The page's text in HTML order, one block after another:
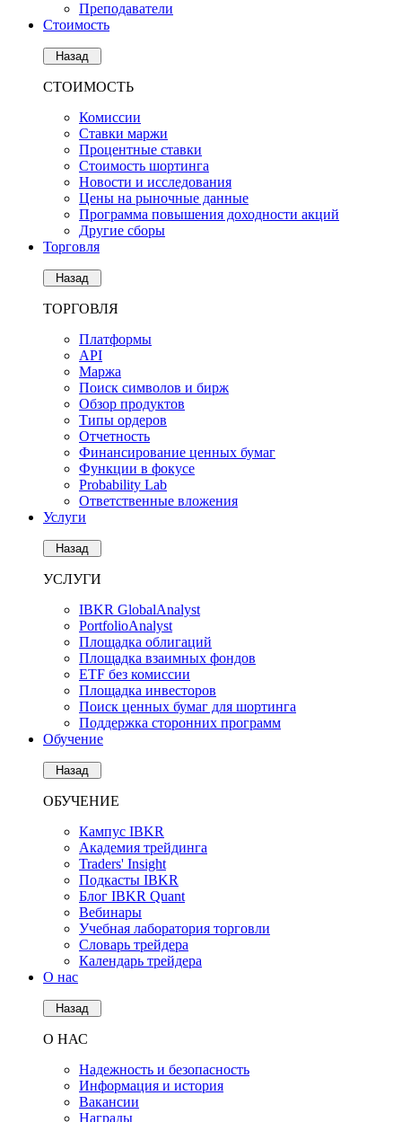
Преподаватели
Стоимость
Назад
СТОИМОСТЬ
Комиссии
Ставки маржи
Процентные ставки
Стоимость шортинга
Новости и исследования
Цены на рыночные данные
Программа повышения доходности акций
Другие сборы
Торговля
Назад
ТОРГОВЛЯ
Платформы
API
Маржа
Поиск символов и бирж
Обзор продуктов
Типы ордеров
Отчетность
Финансирование ценных бумаг
Функции в фокусе
Probability Lab
Ответственные вложения
Услуги
Назад
УСЛУГИ
IBKR GlobalAnalyst
PortfolioAnalyst
Площадка облигаций
Площадка взаимных фондов
ETF без комиссии
Площадка инвесторов
Поиск ценных бумаг для шортинга
Поддержка сторонних программ
Обучение
Назад
ОБУЧЕНИЕ
Кампус IBKR
Академия трейдинга
Traders' Insight
Подкасты IBKR
Блог IBKR Quant
Вебинары
Учебная лаборатория торговли
Словарь трейдера
Календарь трейдера
О нас
Назад
О НАС
Надежность и безопасность
Информация и история
Вакансии
Награды